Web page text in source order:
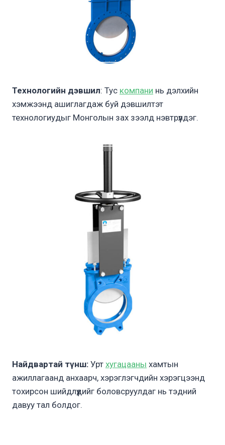
Технологийн дэвшил: Тус компани нь дэлхийн
хэмжээнд ашиглагдаж буй дэвшилтэт
технологиудыг Монголын зах зээлд нэвтрүүлдэг.
Найдвартай түнш: Урт хугацааны хамтын
ажиллагаанд анхаарч, хэрэглэгчдийн хэрэгцээнд
тохирсон шийдлүүдийг боловсруулдаг нь тэдний
давуу тал болдог.